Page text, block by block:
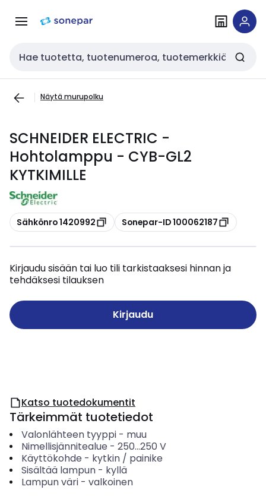
navigointiinsisältöön
Haku
Näytä murupolku
SCHNEIDER ELECTRIC -
Hohtolamppu - CYB-GL2
KYTKIMILLE
Kopioi
Sähkönro 1420992 Kopioi
Sonepar-ID 100062187
Kirjaudu sisään tai luo tili tarkistaaksesi hinnan ja
tehdäksesi tilauksen
Kirjaudu
Katso tuotedokumentit
Tärkeimmät tuotetiedot
Valonlähteen tyyppi- muu
Nimellisjännitealue - 250...250 V
Käyttökohde - kytkin / painike
Sisältää lampun- kyllä
Lampun väri- valkoinen